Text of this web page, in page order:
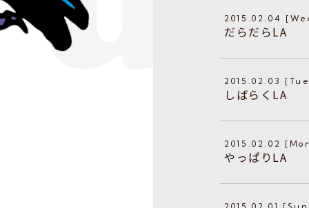
2015.02.04
だらだらLA
2015.02.03
しばらくLA
2015.02.02
やっぱりLA